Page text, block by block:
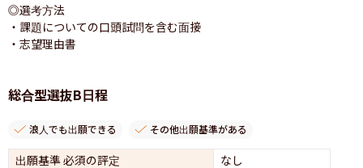
◎選考方法
・課題についての口頭試問を含む面接
・志望理由書
総合型選抜B日程
浪人でも出願できる その他出願基準がある
出願基準 必須の評定 なし